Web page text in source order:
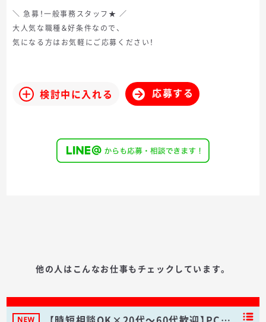
＼ 急募！一般事務スタッフ★ ／
大人気な職種＆好条件なので、
気になる方はお気軽にご応募ください！
検討中に入れる 応募する
他の人はこんなお仕事もチェックしています。